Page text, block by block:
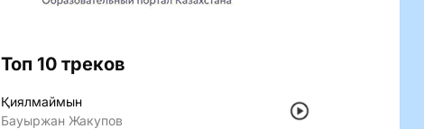
Топ 10 треков
Қиялмаймын
Бауыржан Жакупов